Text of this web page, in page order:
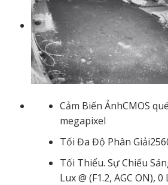
Cảm Biến ẢnhCMOS
megapixel
Tối Đa Độ Phân Giải
Tối Thiểu. Sự Chiếu
Lux @ (F1.2, AGC ON),